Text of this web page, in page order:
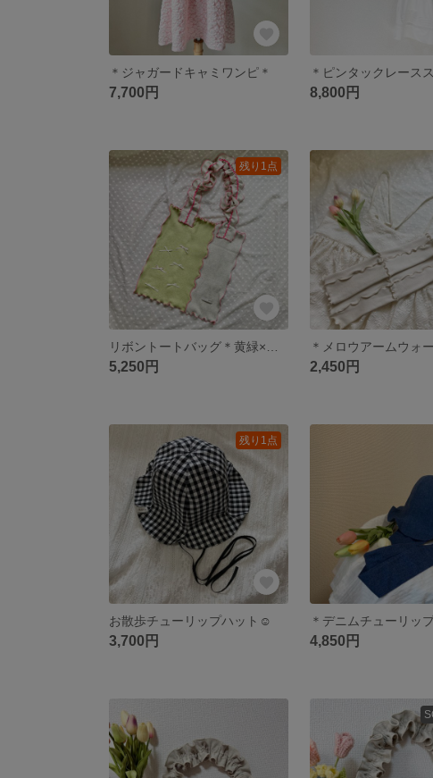
＊ジャガードキャミワンピ＊
7,700円
＊ピンタックレース
8,800円
残り1点
5,250円 2,450円
残り1点
お散歩チューリップハット☺︎
3,700円
＊デニムチューリッ
4,850円